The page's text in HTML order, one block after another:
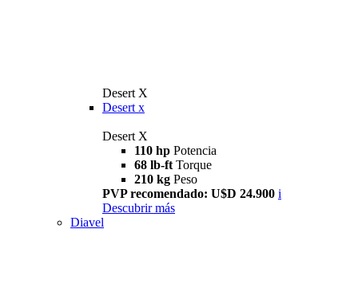
Desert X
Desert x
Desert X
110 hp Potencia
68 lb-ft Torque
210 kg Peso
PVP recomendado: U$D 24.900 i
Descubrir más
Diavel